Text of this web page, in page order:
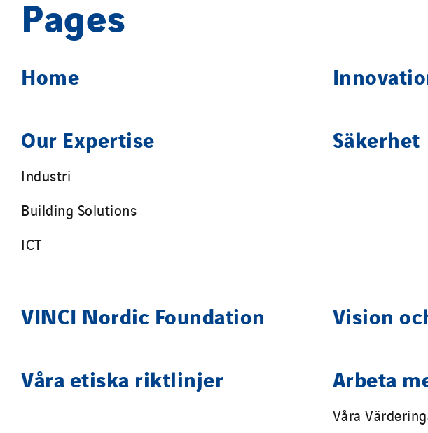
Pages
Home
Our Expertise
Industri
Building Solutions
ICT
Säkerhet
VINCI Nordic Foundation Vision
Våra etiska riktlinjer
Arbeta
Våra